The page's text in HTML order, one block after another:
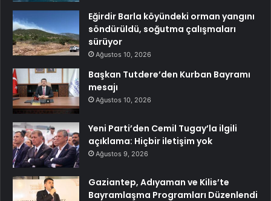
Eğirdir Barla köyündeki orman yangını
söndürüldü, soğutma çalışmaları
sürüyor
Ağustos 10, 2026
Başkan Tutdere’den Kurban Bayramı
mesajı
Ağustos 10, 2026
Yeni Parti’den Cemil Tugay’la ilgili
açıklama: Hiçbir iletişim yok
Ağustos 9, 2026
Gaziantep, Adıyaman ve Kilis’te
Bayramlaşma Programları Düzenlendi